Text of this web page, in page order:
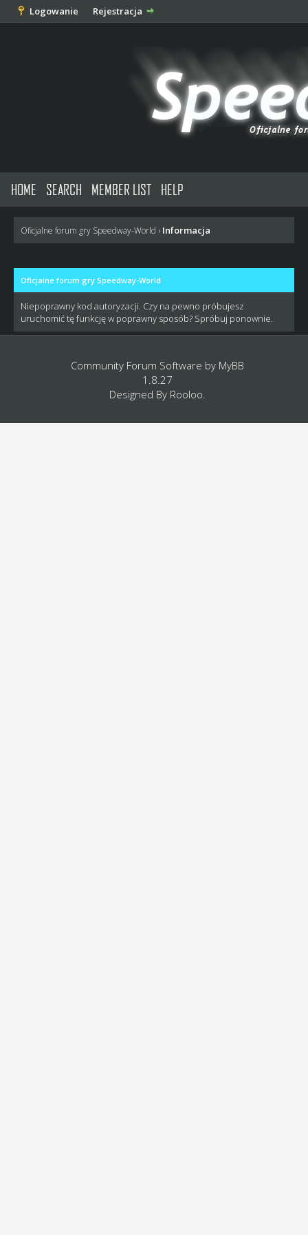
Logowanie Rejestracja
HOME SEARCH MEMBER LIST HELP
Oficjalne forum gry Speedway-World › Informacja
Oficjalne forum gry Speedway-World
Niepoprawny kod autoryzacji. Czy na pewno próbujesz
uruchomić tę funkcję w poprawny sposób? Spróbuj ponownie.
Community Forum Software by MyBB
1.8.27
Designed By Rooloo.